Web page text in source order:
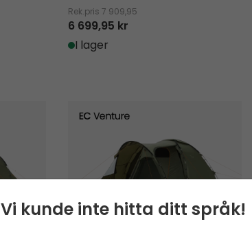
Rek.pris 7 909,95
6 699,95 kr
I lager
Vi kunde inte hitta ditt språk!